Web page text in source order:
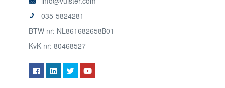
035-5824281
BTW nr: NL861682658B01
KvK nr: 80468527